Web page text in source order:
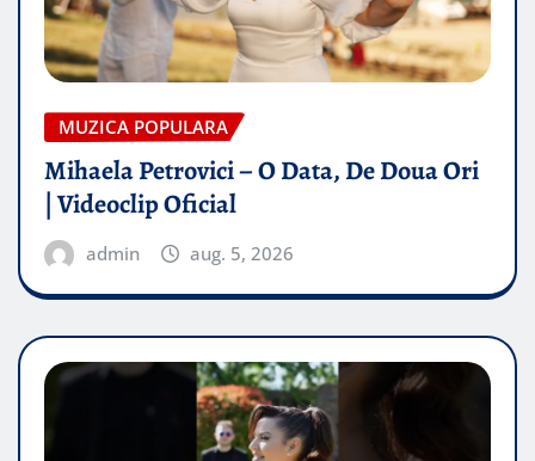
MUZICA POPULARA
Mihaela Petrovici – O Data, De Doua Ori
| Videoclip Oficial
admin aug. 5, 2026